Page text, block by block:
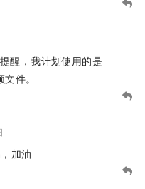
醒，我计划使用的是
件。
加油